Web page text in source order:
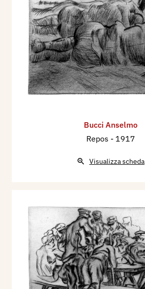
Bucci Anselmo
Repos - 1917
Visualizza scheda